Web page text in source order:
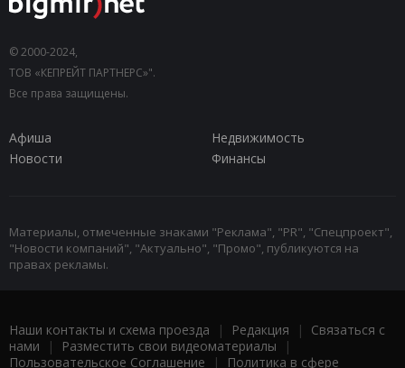
© 2000-2024,
ТОВ «КЕПРЕЙТ ПАРТНЕРС»".
Все права защищены.
Афиша
Недвижимость
Новости
Финансы
Материалы, отмеченные знаками "Реклама", "PR", "Спецпроект",
"Новости компаний", "Актуально", "Промо", публикуются на
правах рекламы.
Наши контакты и схема проезда | Редакция | Связаться с
нами | Разместить свои видеоматериалы |
Пользовательское Соглашение | Политика в сфере